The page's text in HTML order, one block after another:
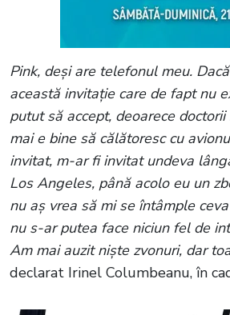
Pink, deși are telefonul meu.
această invitație care de fapt nu
putut să accept, deoarece
mai e bine să călătoresc cu
invitat, m-ar fi invitat undeva
Los Angeles, până acolo eu un
nu aș vrea să mi se întâmple
nu s-ar putea face niciun fel de
Am mai auzit niște zvonuri, dar
declarat Irinel Columbeanu, în